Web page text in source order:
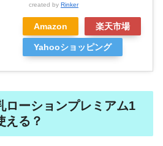
created by Rinker
Amazon 楽天市場
Yahooショッピング
ローションプレミアム1
える？